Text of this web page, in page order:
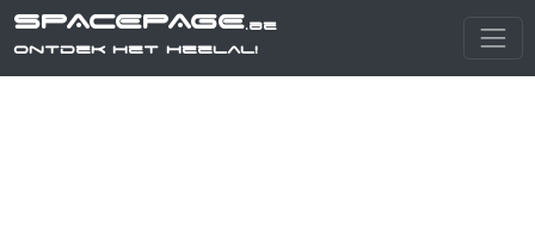
SPACEPAGE.be
Ontdek het heelal!